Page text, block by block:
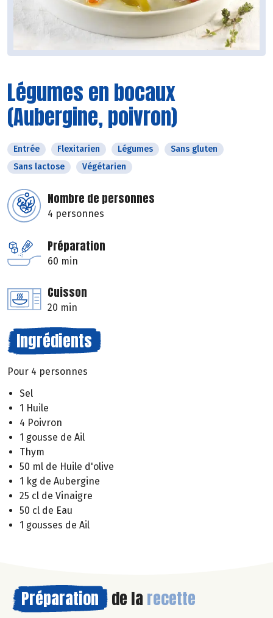
Légumes en bocaux
(Aubergine, poivron)
Entrée Flexitarien Légumes
Sans gluten
Sans lactose
Végétarien
Nombre de personnes
4 personnes
Préparation
60 min
Cuisson
20 min
Ingrédients
Pour 4 personnes
Sel
1 Huile
4 Poivron
1 gousse de Ail
Thym
50 ml de Huile d'olive
1 kg de Aubergine
25 cl de Vinaigre
50 cl de Eau
1 gousses de Ail
Préparation de la recette